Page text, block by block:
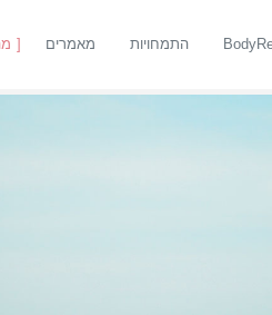
התמחויות מאמרים